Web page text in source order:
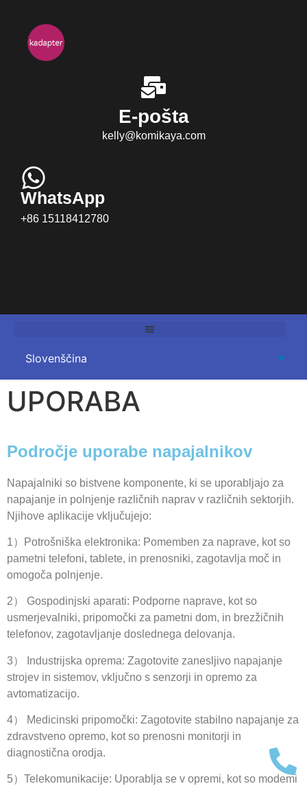
E-pošta
kelly@komikaya.com
WhatsApp
+86 15118412780
UPORABA
Področje uporabe napajalnikov
Napajalniki so bistvene komponente, ki se uporabljajo za
napajanje in polnjenje različnih naprav v različnih sektorjih.
Njihove aplikacije vključujejo:
1）Potrošniška elektronika: Pomemben za naprave, kot so
pametni telefoni, tablete, in prenosniki, zagotavlja moč in
omogoča polnjenje.
2） Gospodinjski aparati: Podporne naprave, kot so
usmerjevalniki, pripomočki za pametni dom, in brezžičnih
telefonov, zagotavljanje doslednega delovanja.
3） Industrijska oprema: Zagotovite zanesljivo napajanje
strojev in sistemov, vključno s senzorji in opremo za
avtomatizacijo.
4） Medicinski pripomočki: Zagotovite stabilno napajanje za
zdravstveno opremo, kot so prenosni monitorji in
diagnostična orodja.
5）Telekomunikacije: Uporablja se v opremi, kot so modemi